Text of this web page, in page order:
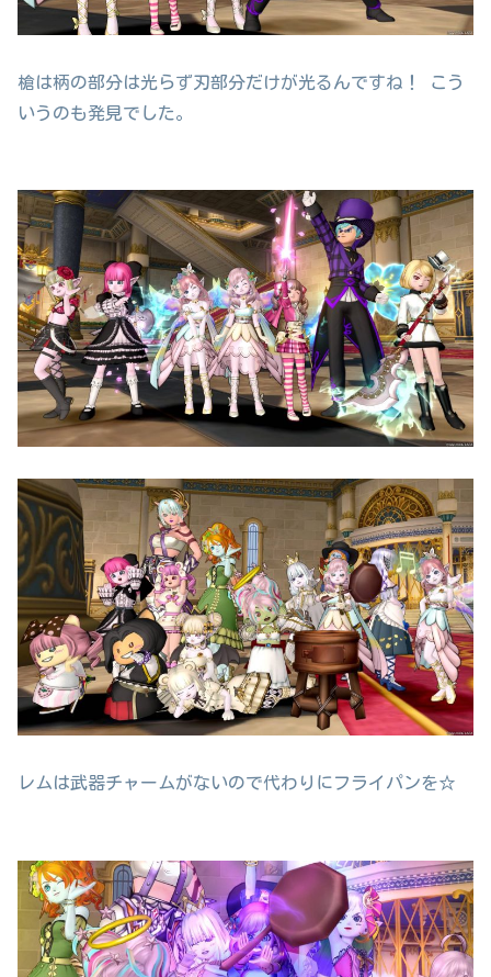
槍は柄の部分は光らず刃部分だけが光るんですね！ こう
いうのも発見でした。
レムは武器チャームがないので代わりにフライパンを☆